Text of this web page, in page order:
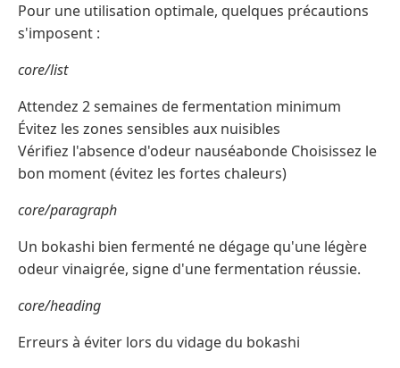
Pour une utilisation optimale, quelques précautions
s'imposent :
core/list
Attendez 2 semaines de fermentation minimum
Évitez les zones sensibles aux nuisibles
Vérifiez l'absence d'odeur nauséabonde Choisissez le
bon moment (évitez les fortes chaleurs)
core/paragraph
Un bokashi bien fermenté ne dégage qu'une légère
odeur vinaigrée, signe d'une fermentation réussie.
core/heading
Erreurs à éviter lors du vidage du bokashi